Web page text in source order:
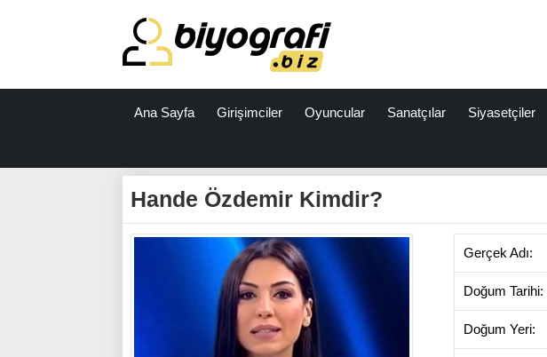
Ana Sayfa Girişimciler Oyuncular Sanatçılar Siyasetçiler
Hande Özdemir Kimdir?
Gerçek Adı:
Doğum Tarihi:
Doğum Yeri: